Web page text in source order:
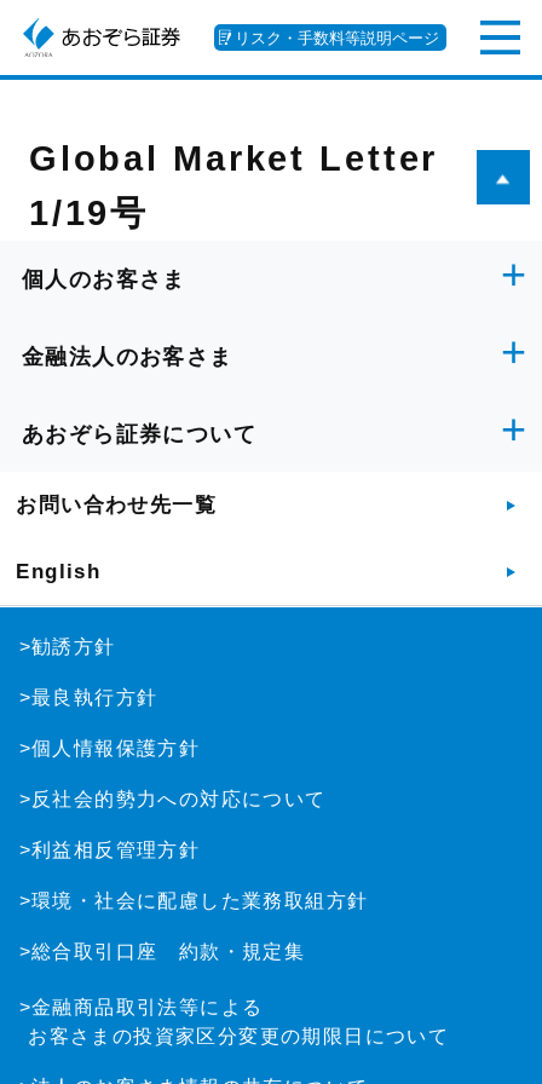
リスク・手数料等説明ページ
Global Market Letter
1/19号
個人のお客さま
金融法人のお客さま
あおぞら証券について
お問い合わせ先一覧
English
>勧誘方針
>最良執行方針
>個人情報保護方針
>反社会的勢力への対応について
>利益相反管理方針
>環境・社会に配慮した業務取組方針
>総合取引口座 約款・規定集
>金融商品取引法等による
お客さまの投資家区分変更の期限日について